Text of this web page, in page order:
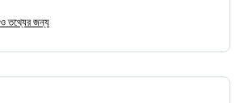
তথ্যের জন্য